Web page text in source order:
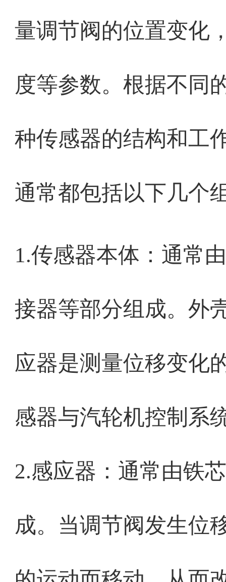
量调节阀的位置变化
度等参数。根据不同
种传感器的结构和工
通常都包括以下几个
1.传感器本体：通常
接器等部分组成。外
应器是测量位移变化
感器与汽轮机控制系
2.感应器：通常由铁
成。当调节阀发生位